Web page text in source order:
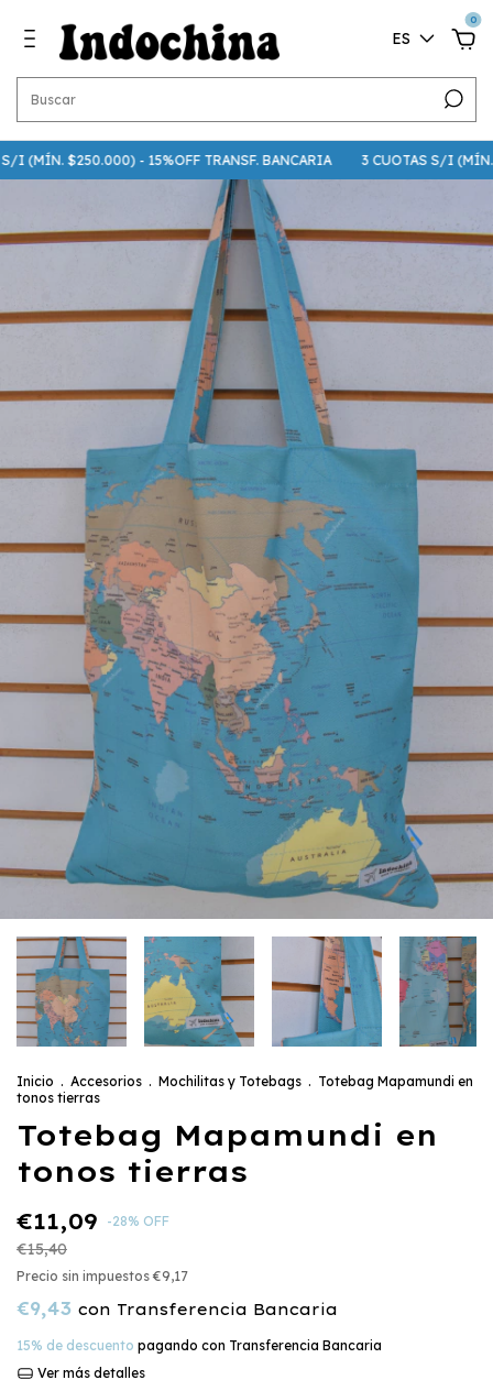
ES
0
$250.000) - 15%OFF TRANSF. BANCARIA 3 CUOTAS S/I (MÍN.
Inicio . Accesorios . Mochilitas y Totebags . Totebag Mapamundi en
tonos tierras
Totebag Mapamundi en
tonos tierras
€11,09 -28% OFF
€15,40
Precio sin impuestos €9,17
€9,43 con Transferencia Bancaria
15% de descuento pagando con Transferencia Bancaria
Ver más detalles